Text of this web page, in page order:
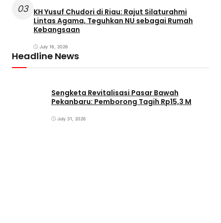
03 KH Yusuf Chudori di Riau: Rajut Silaturahmi
Lintas Agama, Teguhkan NU sebagai Rumah
Kebangsaan
July 16, 2026
Headline News
Sengketa Revitalisasi Pasar Bawah
Pekanbaru: Pemborong Tagih Rp15,3 M
July 31, 2026